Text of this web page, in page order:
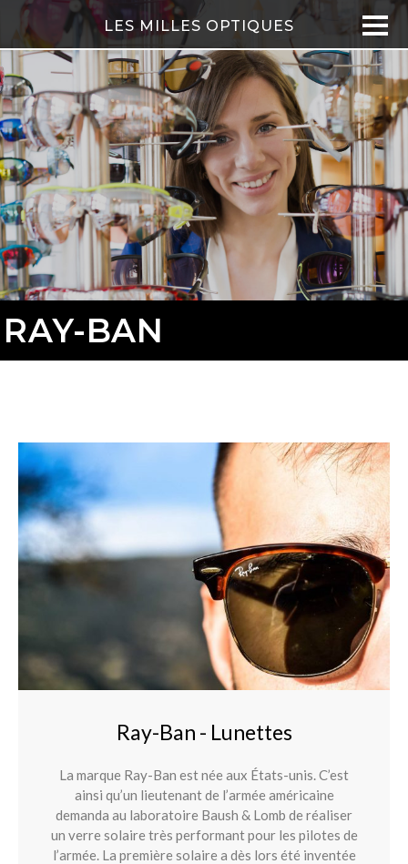
LES MILLES OPTIQUES
RAY-BAN
Ray-Ban - Lunettes
La marque Ray-Ban est née aux États-unis. C’est
ainsi qu’un lieutenant de l’armée américaine
demanda au laboratoire Baush & Lomb de réaliser
un verre solaire très performant pour les pilotes de
l’armée. La première solaire a dès lors été inventée